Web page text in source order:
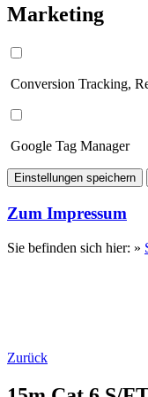
Marketing
Conversion Tracking,
Google Tag Manager
Einstellungen speichern
Zum Impressum
Sie befinden sich hier: »
Zurück